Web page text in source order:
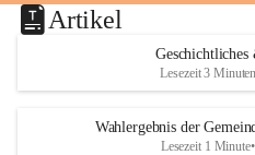
Artikel
Lesezeit 3
Wahlergebnis der
Lesezeit 1 Minute•